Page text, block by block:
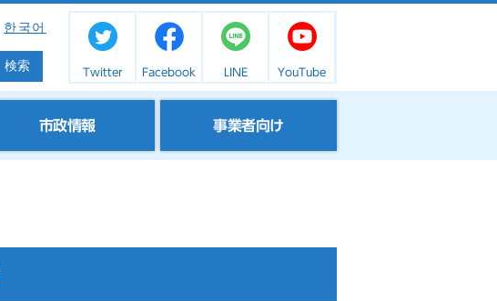
한국어
検索 Twitter Facebook LINE YouTube
市政情報 事業者向け